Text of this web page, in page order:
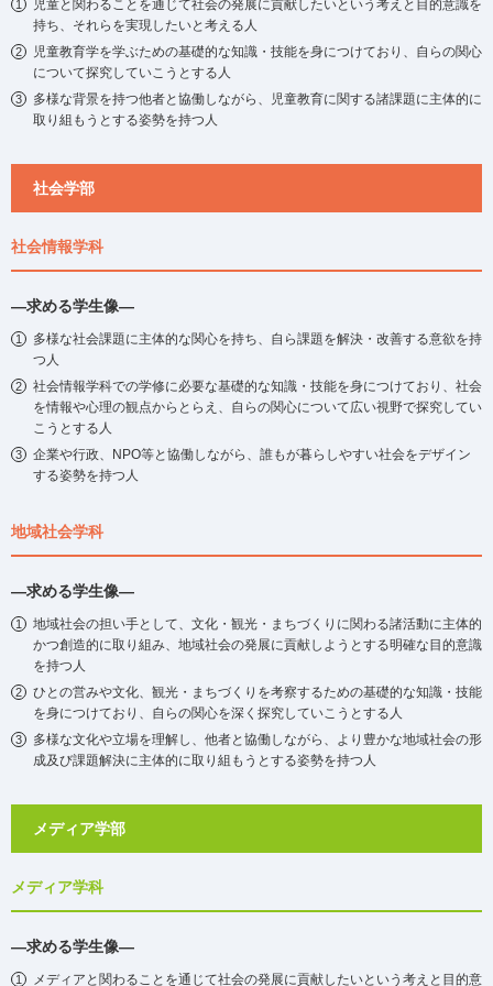
児童と関わることを通じて社会の発展に貢献したいという考えと目的意識を
持ち、それらを実現したいと考える人
児童教育学を学ぶための基礎的な知識・技能を身につけており、自らの関心
について探究していこうとする人
多様な背景を持つ他者と協働しながら、児童教育に関する諸課題に主体的に
取り組もうとする姿勢を持つ人
社会学部
社会情報学科
―求める学生像―
多様な社会課題に主体的な関心を持ち、自ら課題を解決・改善する意欲を持
つ人
社会情報学科での学修に必要な基礎的な知識・技能を身につけており、社会
を情報や心理の観点からとらえ、自らの関心について広い視野で探究してい
こうとする人
企業や行政、NPO等と協働しながら、誰もが暮らしやすい社会をデザイン
する姿勢を持つ人
地域社会学科
―求める学生像―
地域社会の担い手として、文化・観光・まちづくりに関わる諸活動に主体的
かつ創造的に取り組み、地域社会の発展に貢献しようとする明確な目的意識
を持つ人
ひとの営みや文化、観光・まちづくりを考察するための基礎的な知識・技能
を身につけており、自らの関心を深く探究していこうとする人
多様な文化や立場を理解し、他者と協働しながら、より豊かな地域社会の形
成及び課題解決に主体的に取り組もうとする姿勢を持つ人
メディア学部
メディア学科
―求める学生像―
メディアと関わることを通じて社会の発展に貢献したいという考えと⽬的意